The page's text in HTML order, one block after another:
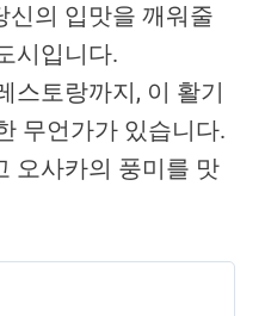
신의 입맛을 깨워줄
시입니다.
스토랑까지, 이 활기
무언가가 있습니다.
오사카의 풍미를 맛